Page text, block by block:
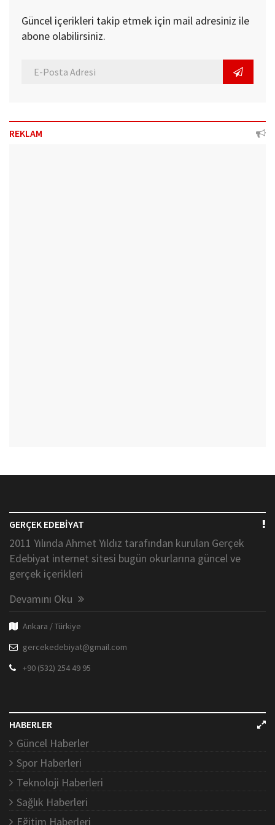
Güncel içerikleri takip etmek için mail adresiniz ile
abone olabilirsiniz.
REKLAM
GERÇEK EDEBİYAT
2011 Yılında Ahmet Yıldız tarafından kurulan Gerçek
Edebiyat internet sitesi bugün okurlarına güncel ve
gerçek içerikleri
Devamını Oku
Ankara / Türkiye
gercekedebiyat@gmail.com
+90 (532) 254 49 95
HABERLER
Güncel Haberler
Spor Haberleri
Teknoloji Haberleri
Sağlık Haberleri
Eğitim Haberleri